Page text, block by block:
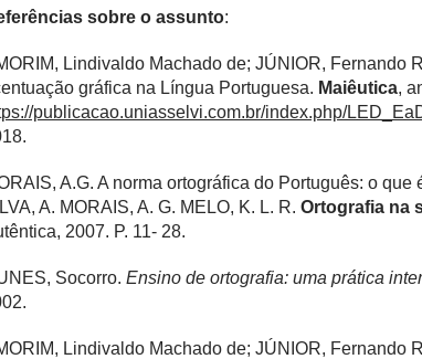
sobre o assunto:
Lindivaldo Machado de; JÚNIOR, Fernando
gráfica na Língua Portuguesa. Maiêutica,
publicacao.uniasselvi.com.br/index.php/
A.G. A norma ortográfica do Português: o
A. MORAIS, A. G. MELO, K. L. R. Ortografia na
2007. P. 11- 28.
Socorro. Ensino de ortografia: uma prática
Lindivaldo Machado de; JÚNIOR, Fernando